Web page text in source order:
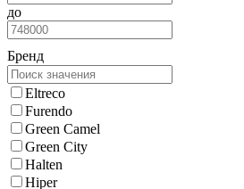
до
Бренд
Eltreco
Furendo
Green Camel
Green City
Halten
Hiper